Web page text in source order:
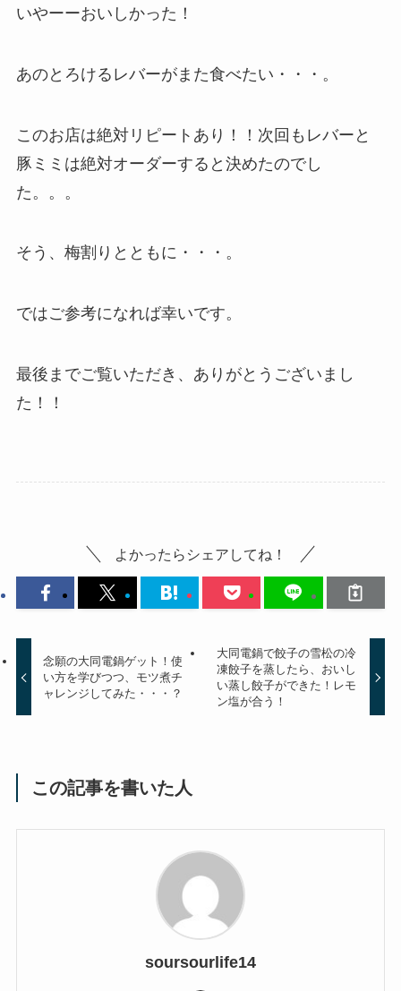
いやーーおいしかった！
あのとろけるレバーがまた食べたい・・・。
このお店は絶対リピートあり！！次回もレバーと
豚ミミは絶対オーダーすると決めたのでし
た。。。
そう、梅割りとともに・・・。
ではご参考になれば幸いです。
最後までご覧いただき、ありがとうございまし
た！！
よかったらシェアしてね！
念願の大同電鍋ゲット！使
い方を学びつつ、モツ煮チ
ャレンジしてみた・・・？
大同電鍋で餃子の雪松の冷
凍餃子を蒸したら、おいし
い蒸し餃子ができた！レモ
ン塩が合う！
この記事を書いた人
soursourlife14